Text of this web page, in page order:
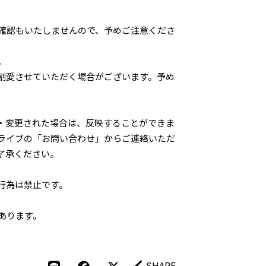
もいたしませんので、予めご注意くださ
させていただく場合がございます。予め
更された場合は、反映することができま
ブの「お問い合わせ」からご連絡いただ
ください。
は禁止です。
ます。